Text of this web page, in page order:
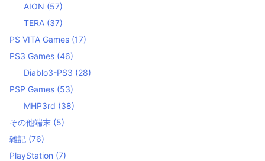
AION (57)
TERA (37)
PS VITA Games (17)
PS3 Games (46)
Diablo3-PS3 (28)
PSP Games (53)
MHP3rd (38)
その他端末 (5)
雑記 (76)
PlayStation (7)